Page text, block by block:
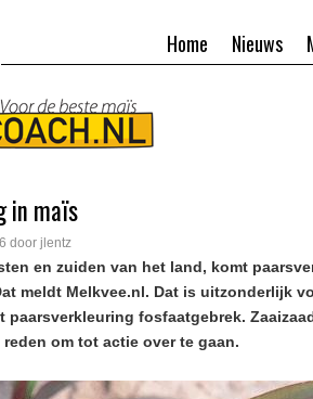
Nieuws
Home
in maïs
door jlentz
en zuiden van het land, komt
meldt Melkvee.nl. Dat is uitzonderlijk
paarsverkleuring fosfaatgebrek.
om tot actie over te gaan.